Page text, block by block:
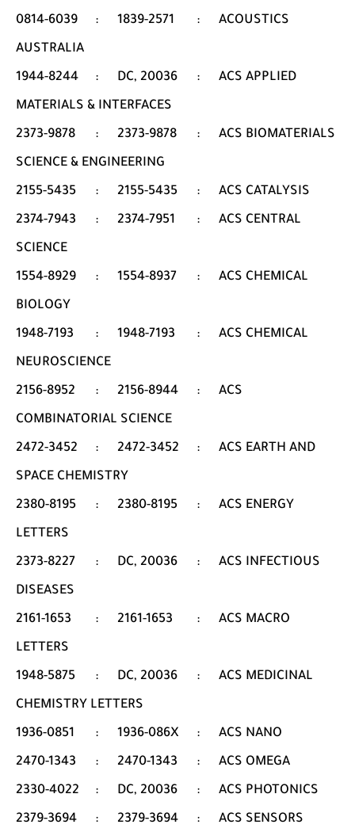
0814-6039
: 1839-2571 :
ACOUSTICS
AUSTRALIA
1944-8244
: DC, 20036 :
ACS APPLIED
MATERIALS & INTERFACES
2373-9878
: 2373-9878 :
ACS BIOMATERIALS
SCIENCE & ENGINEERING
2155-5435
: 2155-5435 :
ACS CATALYSIS
2374-7943
: 2374-7951 :
ACS CENTRAL
SCIENCE
1554-8929
: 1554-8937 :
ACS CHEMICAL
BIOLOGY
1948-7193
: 1948-7193 :
ACS CHEMICAL
NEUROSCIENCE
2156-8952
: 2156-8944 :
ACS
COMBINATORIAL SCIENCE
2472-3452
: 2472-3452 :
ACS EARTH AND
SPACE CHEMISTRY
2380-8195
: 2380-8195 :
ACS ENERGY
LETTERS
2373-8227
: DC, 20036 :
ACS INFECTIOUS
DISEASES
2161-1653
: 2161-1653 :
ACS MACRO
LETTERS
1948-5875
: DC, 20036 :
ACS MEDICINAL
CHEMISTRY LETTERS
1936-0851
: 1936-086X :
ACS NANO
2470-1343
: 2470-1343 :
ACS OMEGA
2330-4022
: DC, 20036 :
ACS PHOTONICS
2379-3694
: 2379-3694 :
ACS SENSORS